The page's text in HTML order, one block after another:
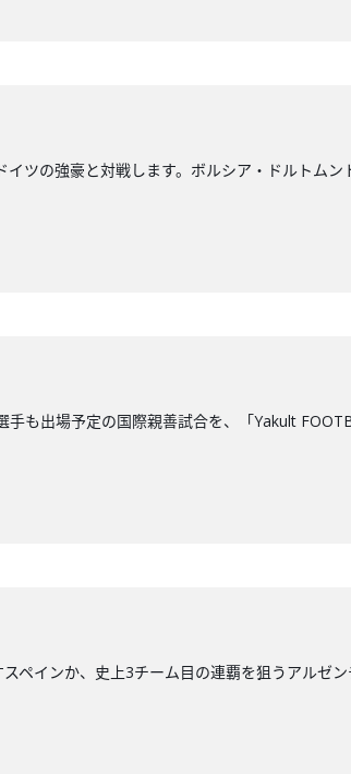
の強豪と対戦します。ボルシア・ドルトムン
も出場予定の国際親善試合を、「Yakult
ペインか、史上3チーム目の連覇を狙うアルゼ